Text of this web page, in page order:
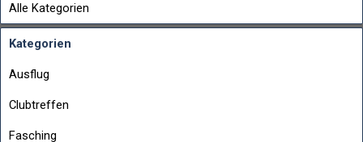
Alle Kategorien
Kategorien
Ausflug
Clubtreffen
Fasching